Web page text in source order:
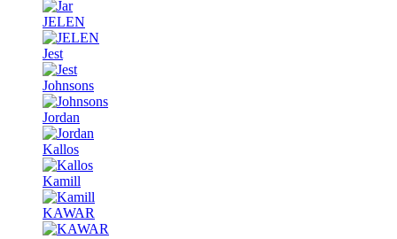
JELEN
Jest
Johnsons
Jordan
Kallos
Kamill
KAWAR